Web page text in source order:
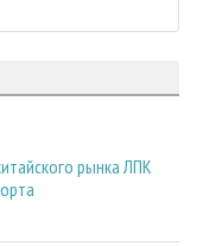
рынка ЛПК